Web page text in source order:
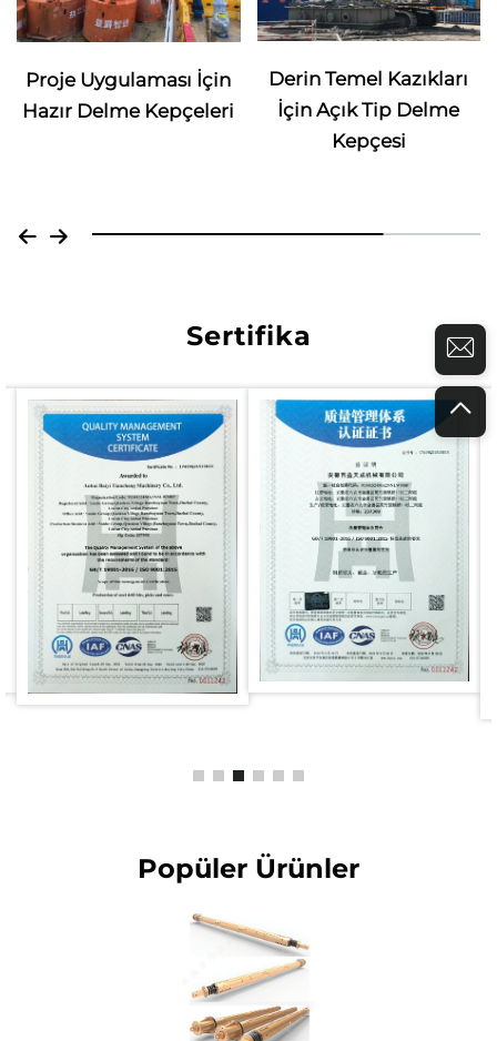
Proje Uygulaması İçin
Hazır Delme Kepçeleri
Derin Temel Kazıkları
İçin Açık Tip Delme
Kepçesi
Sertifika
Popüler Ürünler